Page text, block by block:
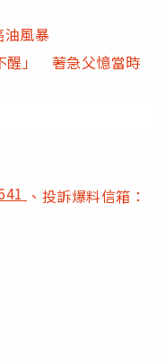
油風暴
醒」 著急父憶當時
、投訴爆料信箱：